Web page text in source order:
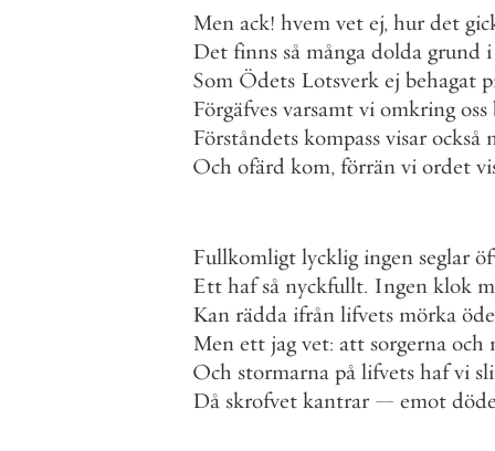
Men ack! hvem vet ej, hur det
Det finns så många dolda grund i
Som Ödets Lotsverk ej behagat
Förgäfves varsamt vi omkring oss
Förståndets kompass visar också
Och ofärd kom, förrän vi ordet
Fullkomligt lycklig ingen seglar
Ett haf så nyckfullt. Ingen klok
Kan rädda ifrån lifvets mörka
Men ett jag vet: att sorgerna och
Och stormarna på lifvets haf vi
Då skrofvet kantrar — emot